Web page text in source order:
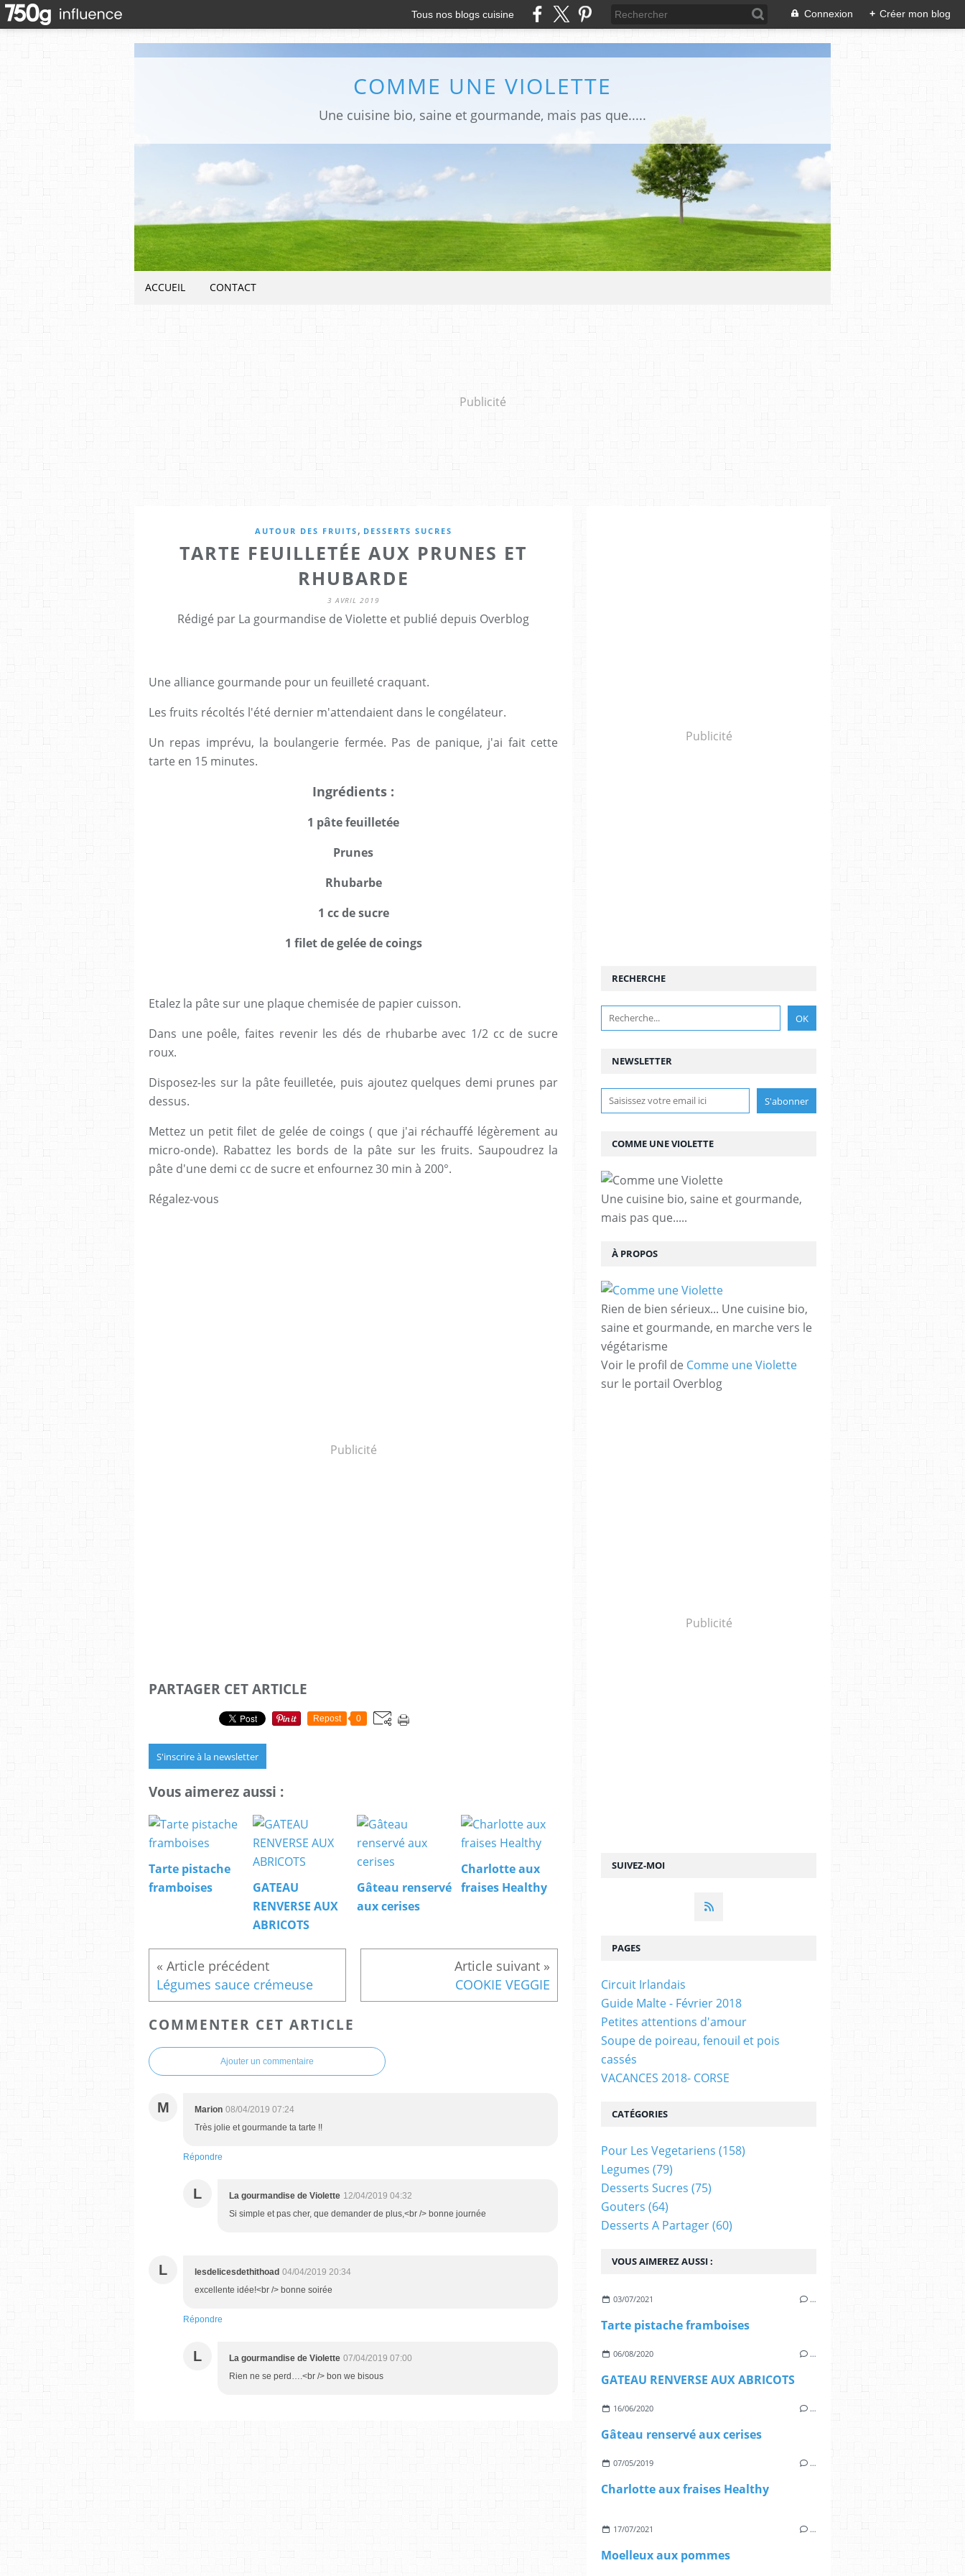
Tous nos blogs cuisine Connexion + Créer mon blog
COMME UNE VIOLETTE
Une cuisine bio, saine et gourmande, mais pas que.....
ACCUEIL CONTACT
Publicité
AUTOUR DES FRUITS , DESSERTS SUCRES
TARTE FEUILLETÉE AUX PRUNES ET
RHUBARDE
3 AVRIL 2019
Rédigé par La gourmandise de Violette et publié depuis Overblog
Une alliance gourmande pour un feuilleté craquant.
Les fruits récoltés l'été dernier m'attendaient dans le congélateur.
Un repas imprévu, la boulangerie fermée. Pas de panique, j'ai fait cette
tarte en 15 minutes.
Ingrédients :
1 pâte feuilletée
Prunes
Rhubarbe
1 cc de sucre
1 filet de gelée de coings
Etalez la pâte sur une plaque chemisée de papier cuisson.
Dans une poêle, faites revenir les dés de rhubarbe avec 1/2 cc de sucre
roux.
Disposez-les sur la pâte feuilletée, puis ajoutez quelques demi prunes par
dessus.
Mettez un petit filet de gelée de coings ( que j'ai réchauffé légèrement au
micro-onde). Rabattez les bords de la pâte sur les fruits. Saupoudrez la
pâte d'une demi cc de sucre et enfournez 30 min à 200°.
Régalez-vous
Publicité
PARTAGER CET ARTICLE
Repost 0
S'inscrire à la newsletter
Vous aimerez aussi :
Tarte pistache
framboises
GATEAU
RENVERSE AUX
ABRICOTS
Gâteau renservé
aux cerises
Charlotte aux
fraises Healthy
Légumes sauce crémeuse COOKIE VEGGIE
COMMENTER CET ARTICLE
Ajouter un commentaire
M Marion 08/04/2019 07:24
Très jolie et gourmande ta tarte !!
Répondre
L La gourmandise de Violette 12/04/2019 04:32
Si simple et pas cher, que demander de plus,<br /> bonne journée
L lesdelicesdethithoad 04/04/2019 20:34
excellente idée!<br /> bonne soirée
Répondre
L La gourmandise de Violette 07/04/2019 07:00
Rien ne se perd….<br /> bon we bisous
Publicité
NEWSLETTER
SUIVEZ-MOI
RECHERCHE
COMME UNE VIOLETTE
Une cuisine bio, saine et gourmande,
mais pas que.....
À PROPOS
Rien de bien sérieux... Une cuisine bio,
saine et gourmande, en marche vers le
végétarisme
Voir le profil de Comme une Violette
sur le portail Overblog
Publicité
VOUS AIMEREZ AUSSI :
03/07/2021 …
Tarte pistache framboises
06/08/2020 …
GATEAU RENVERSE AUX ABRICOTS
16/06/2020 …
Gâteau renservé aux cerises
07/05/2019 …
Charlotte aux fraises Healthy
17/07/2021 …
Moelleux aux pommes
PAGES
Circuit Irlandais
Guide Malte - Février 2018
Petites attentions d'amour
Soupe de poireau, fenouil et pois
cassés
VACANCES 2018- CORSE
CATÉGORIES
Pour Les Vegetariens (158)
Legumes (79)
Desserts Sucres (75)
Gouters (64)
Desserts A Partager(60)